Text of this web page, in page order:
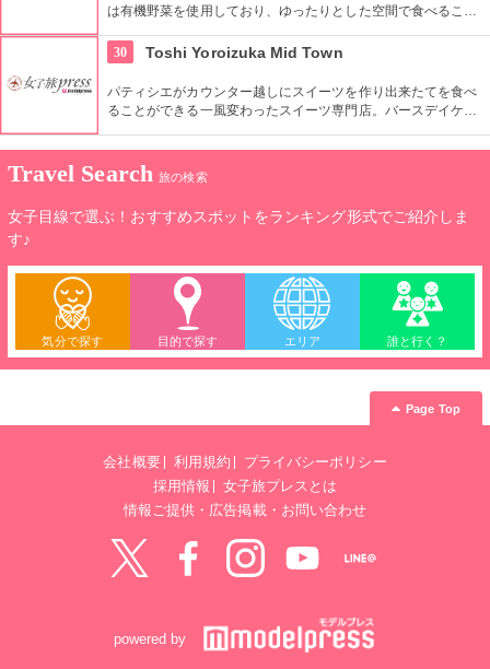
は有機野菜を使用しており、ゆったりとした空間で食べること
30
Toshi Yoroizuka Mid Town
パティシエがカウンター越しにスイーツを作り出来たてを食べ
ることができる一風変わったスイーツ専門店。バースデイケー
ところも良心的。
Travel Search 旅の検索
女子目線で選ぶ！おすすめスポットをランキング形式でご紹介しま
す♪
気分で探す 目的で探す エリア 誰と行く？
Page Top
会社概要 利用規約
プライバシーポリシー
採用情報
女子旅プレスとは
情報ご提供・広告掲載・お問い合わせ
powered by